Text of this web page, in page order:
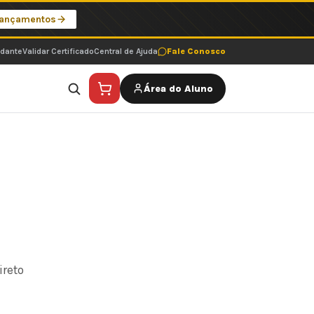
Validar CertificadoCentral de Ajuda Fale Conosco
Área do Aluno